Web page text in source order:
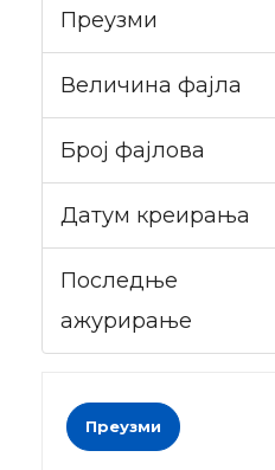
Преузми
Величина фајла
Број фајлова
Датум креирања
Последње
ажурирање
Преузми